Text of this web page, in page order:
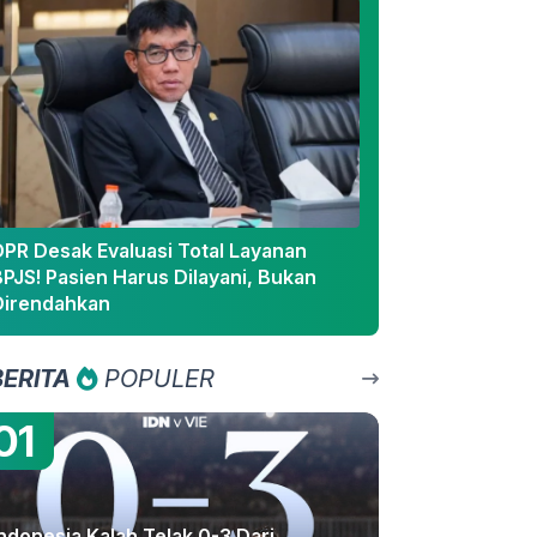
Desak Evaluasi Total Layanan
Pasien Harus Dilayani, Bukan
POPULER